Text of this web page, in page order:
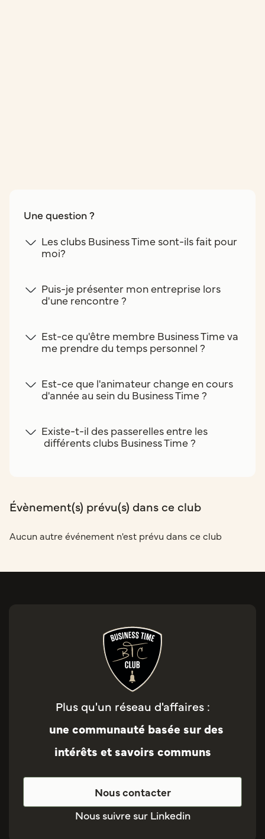
Une question ?
Les clubs Business Time sont-ils fait pour
moi?
Puis-je présenter mon entreprise lors
d'une rencontre ?
Est-ce qu'être membre Business Time va
me prendre du temps personnel ?
Est-ce que l'animateur change en cours
d'année au sein du Business Time ?
Existe-t-il des passerelles entre les
différents clubs Business Time ?
Évènement(s) prévu(s) dans ce club
Aucun autre événement n'est prévu dans ce club
Plus qu'un réseau d'affaires :
une communauté basée sur des
intérêts et savoirs communs
Nous contacter
Nous suivre sur Linkedin